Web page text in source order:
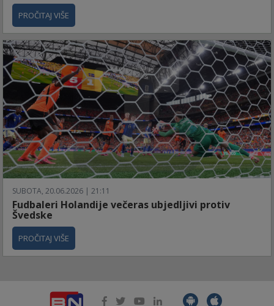
PROČITAJ VIŠE
SUBOTA, 20.06.2026 | 21:11
Fudbaleri Holandije večeras ubjedljivi protiv
Švedske
PROČITAJ VIŠE